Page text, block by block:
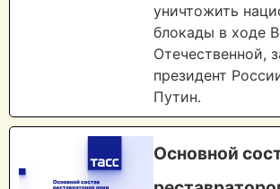
уничтожить
блокады в ходе
Отечественной,
президент
Путин.
Основной